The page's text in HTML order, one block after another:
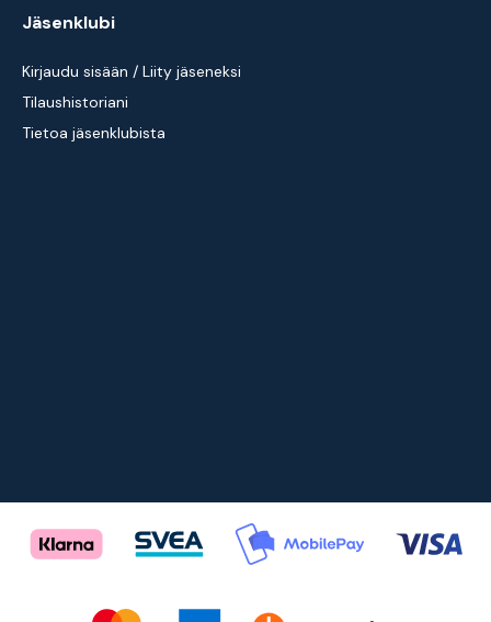
Jäsenklubi
Kirjaudu sisään / Liity jäseneksi
Tilaushistoriani
Tietoa jäsenklubista